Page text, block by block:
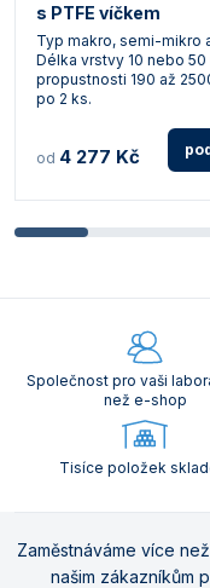
s PTFE víčkem
Typ makro, semi-mikro
Délka vrstvy 10 nebo
propustnosti 190 až
po 2 ks.
od 4 277 Kč
Společnost pro vaši
než e-shop
Tisíce položek
Zaměstnáváme více
našim zákazníkům